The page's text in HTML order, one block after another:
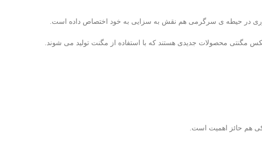
در حیطه ی سرگرمی هم نقش به سزایی به خود اختصاص داده است.
مگنتی محصولات جدیدی هستند که با استفاده از مگنت تولید می شوند.
هم حائز اهمیت است.